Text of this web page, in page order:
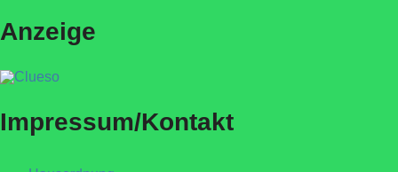
Anzeige
Impressum/Kontakt